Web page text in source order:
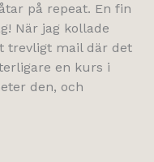
på repeat. En fin
När jag kollade
trevligt mail där det
en kurs i
den, och